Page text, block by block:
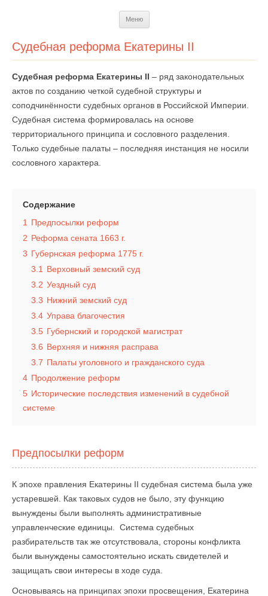
Меню
Судебная реформа Екатерины II
Судебная реформа Екатерины II – ряд законодательных
актов по созданию четкой судебной структуры и
соподчинённости судебных органов в Российской Империи.
Судебная система формировалась на основе
территориального принципа и сословного разделения.
Только судебные палаты – последняя инстанция не носили
сословного характера.
Содержание
1
Предпосылки реформ
2 Реформа сената 1663 г.
3 Губернская реформа 1775 г.
3.1
Верховный земский суд
3.2 Уездный суд
3.3 Нижний земский суд
3.4 Управа благочестия
3.5 Губернский и городской магистрат
3.6 Верхняя и нижняя расправа
3.7 Палаты уголовного и гражданского суда
4 Продолжение реформ
5 Исторические последствия изменений в судебной
системе
Предпосылки реформ
К эпохе правления Екатерины II судебная система была уже
устаревшей. Как таковых судов не было, эту функцию
вынуждены были выполнять административные
управленческие единицы. Система судебных
разбирательств так же отсутствовала, стороны конфликта
были вынуждены самостоятельно искать свидетелей и
защищать свои интересы в ходе суда.
Основываясь на принципах эпохи просвещения, Екатерина